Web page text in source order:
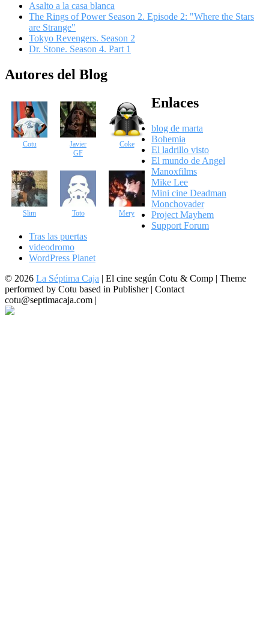
Asalto a la casa blanca
The Rings of Power Season 2. Episode 2: "Where the Stars
are Strange"
Tokyo Revengers. Season 2
Dr. Stone. Season 4. Part 1
Autores del Blog
Cotu
Javier
GF
Coke
Slim Toto Mery
Enlaces
blog de marta
Bohemia
El ladrillo visto
El mundo de Angel
Manoxfilms
Mike Lee
Mini cine Deadman
Monchovader
Project Mayhem
Support Forum
Tras las puertas
videodromo
WordPress Planet
© 2026 La Séptima Caja | El cine según Cotu & Comp | Theme
performed by Cotu based in Publisher | Contact
cotu@septimacaja.com |